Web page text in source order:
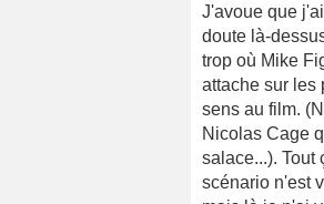
J'avoue que
doute là-
trop où Mike
attache sur les
sens au film.
Nicolas Cage
salace...). Tout
scénario n'est